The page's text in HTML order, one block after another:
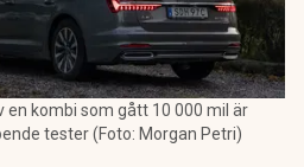
en kombi som gått 10 000 mil är
tester (Foto: Morgan Petri)